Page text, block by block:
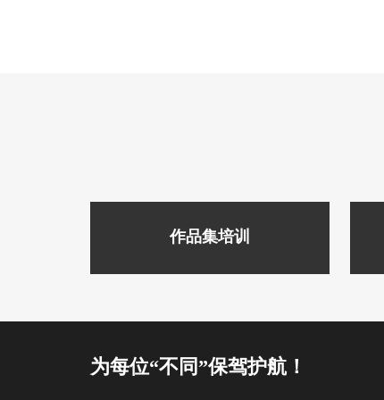
作品集培训
为每位“不同”保驾护航！